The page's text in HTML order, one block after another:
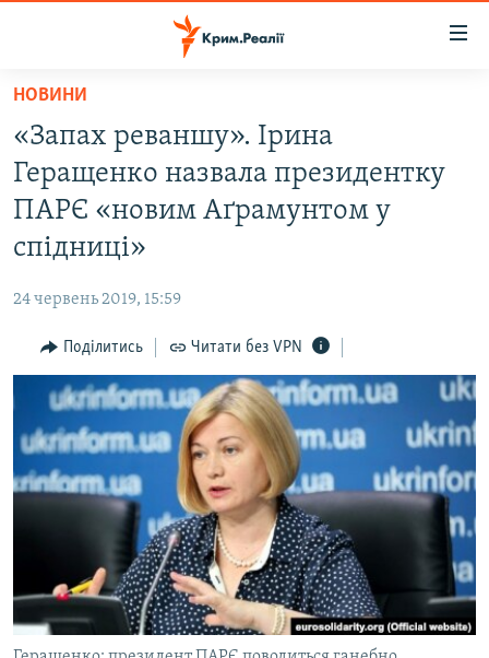
Перейти
основного
матеріалу
Перейти
до
основної
Перейти
пошуку
ВОДА.КРИМ
ВІДЕО ТА ФОТО
ПОЛІТИКА
ПОГЛЯД
ІНТЕРВ'Ю
ВСЕ ЗА ДЕНЬ
СПЕЦПРОЕКТИ
ДЕПОРТАЦІЯ
ВІДЕОУРОКИ «ELIFBE»
СВІДЧЕННЯ ОКУПАЦІЇ
УКРАЇНСЬКА ПРОБЛЕМА КРИМУ
ІНФОГРАФІКА
ЯК ОБІЙТИ БЛОКУВАННЯ
Qırımtatar
ДОЛУЧАЙСЯ!
НОВИНИ
«Запах реваншу». Ірина
Геращенко назвала президентку
ПАРЄ «новим Аґрамунтом у
спідниці»
24 червень 2019, 15:59
Поділитись Читати без VPN